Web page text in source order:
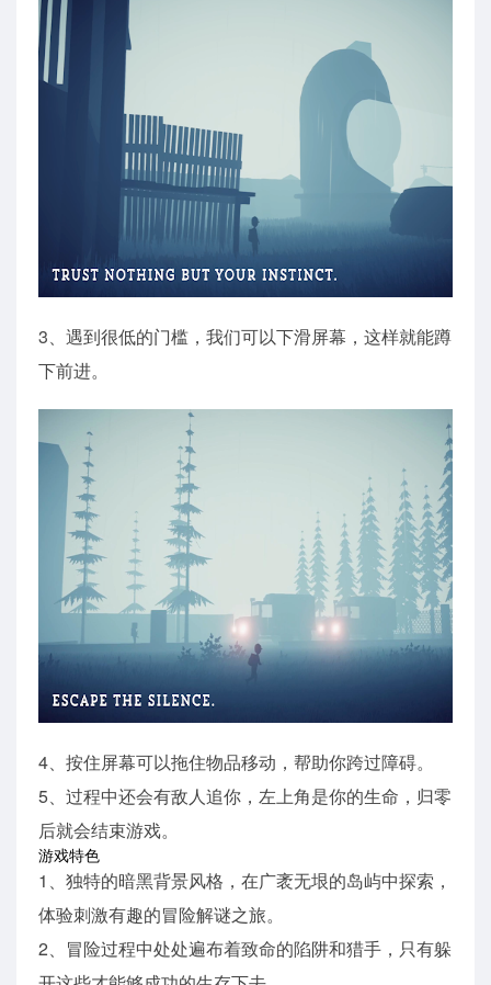
3、遇到很低的门槛，我们可以下滑屏幕，这样就能蹲
下前进。
4、按住屏幕可以拖住物品移动，帮助你跨过障碍。
5、过程中还会有敌人追你，左上角是你的生命，归零
后就会结束游戏。
游戏特色
1、独特的暗黑背景风格，在广袤无垠的岛屿中探索，
体验刺激有趣的冒险解谜之旅。
2、冒险过程中处处遍布着致命的陷阱和猎手，只有躲